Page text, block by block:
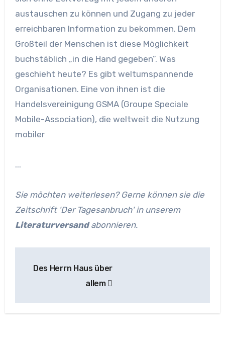
austauschen zu können und Zugang zu jeder
erreichbaren Information zu bekommen. Dem
Großteil der Menschen ist diese Möglichkeit
buchstäblich „in die Hand gegeben”. Was
geschieht heute? Es gibt weltumspannende
Organisationen. Eine von ihnen ist die
Handelsvereinigung GSMA (Groupe Speciale
Mobile-Association), die weltweit die Nutzung
mobiler
...
Sie möchten weiterlesen? Gerne können sie die
Zeitschrift 'Der Tagesanbruch' in unserem
Literaturversandabonnieren.
Des Herrn Haus über
allem